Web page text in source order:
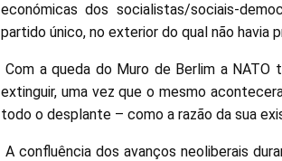
económicas dos socialistas/sociais-
partido único, no exterior do qual não
Com a queda do Muro de Berlim a
extinguir, uma vez que o mesmo
todo o desplante – como a razão da sua
A confluência dos avanços neoliberais